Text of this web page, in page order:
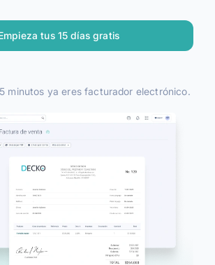
tus 15 días gratis
minutos ya eres facturador electrónico.